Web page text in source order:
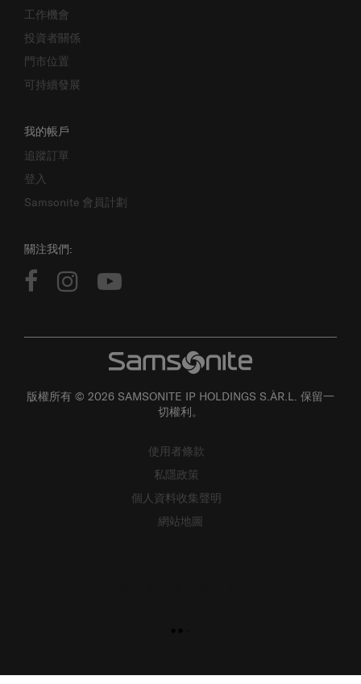
工作機會
投資者關係
門市位置
可持續發展
我的帳戶
追蹤訂單
登入
Samsonite 會員計劃
關注我們:
版權所有 © 2026 SAMSONITE IP HOLDINGS S.ÀR.L. 保留一
切權利。
使用者條款
私隱政策
個人資料收集聲明
網站地圖